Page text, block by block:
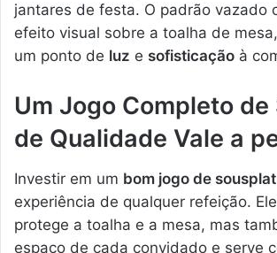
jantares de festa. O padrão vazado
efeito visual sobre a toalha de
um ponto de luz e sofisticação à
Um Jogo Completo
de Qualidade Vale a
Investir em um bom jogo de sousplat
experiência de qualquer refeição.
protege a toalha e a mesa, mas
espaço de cada convidado e serve